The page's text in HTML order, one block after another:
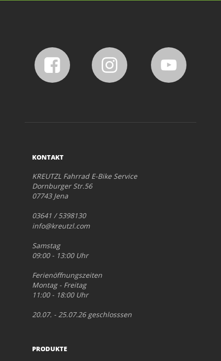
KONTAKT
KREUTZL Fahrrad E-Bike Service
Dornburger Str.56
07743 Jena
03641 / 5398130
info@kreutzl.com
Samstag
09:00 - 13:00 Uhr
Ferienöffnungszeiten
Montag - Freitag
11:00 - 18:00 Uhr
20.07. - 25.07.26 geschlosssen
PRODUKTE